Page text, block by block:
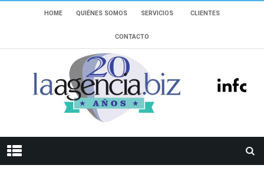
HOME QUIÉNES SOMOS SERVICIOS CLIENTES
CONTACTO